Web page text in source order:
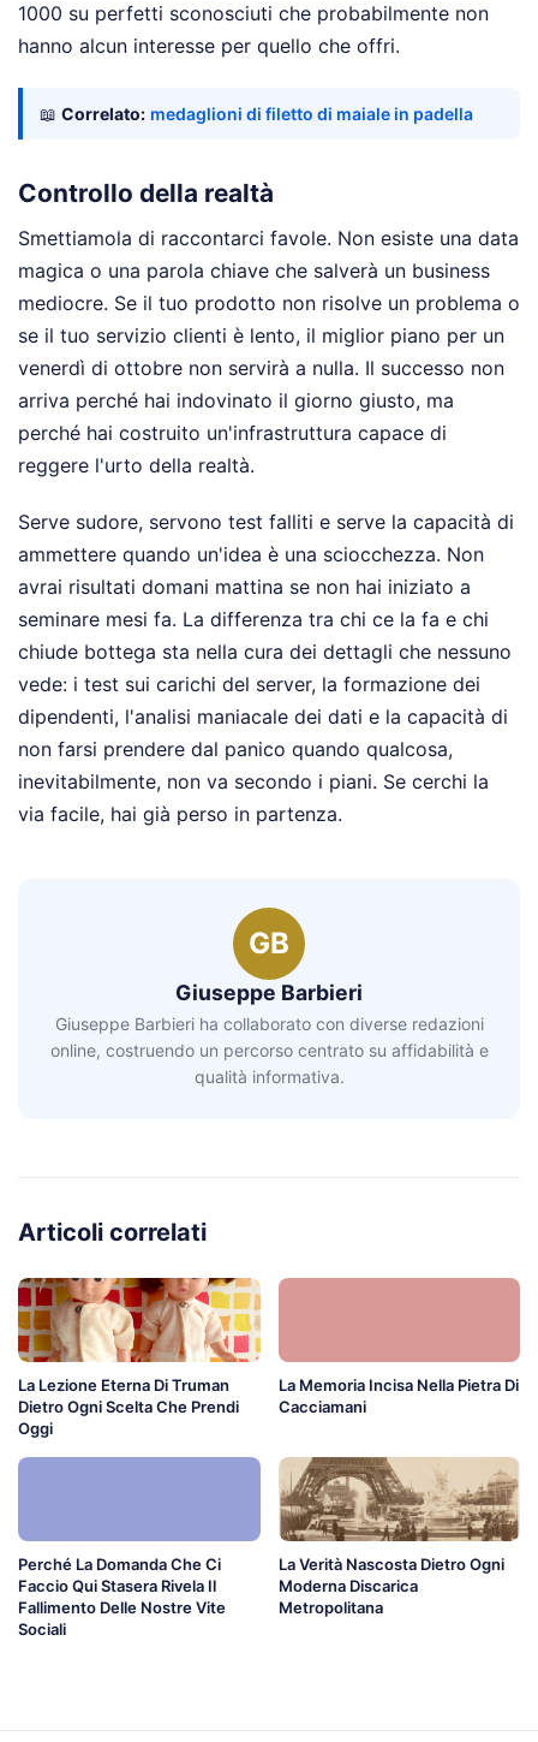
1000 su perfetti sconosciuti che probabilmente non
hanno alcun interesse per quello che offri.
📖 Correlato: medaglioni di filetto di maiale in padella
Controllo della realtà
Smettiamola di raccontarci favole. Non esiste una data
magica o una parola chiave che salverà un business
mediocre. Se il tuo prodotto non risolve un problema o
se il tuo servizio clienti è lento, il miglior piano per un
venerdì di ottobre non servirà a nulla. Il successo non
arriva perché hai indovinato il giorno giusto, ma
perché hai costruito un'infrastruttura capace di
reggere l'urto della realtà.
Serve sudore, servono test falliti e serve la capacità di
ammettere quando un'idea è una sciocchezza. Non
avrai risultati domani mattina se non hai iniziato a
seminare mesi fa. La differenza tra chi ce la fa e chi
chiude bottega sta nella cura dei dettagli che nessuno
vede: i test sui carichi del server, la formazione dei
dipendenti, l'analisi maniacale dei dati e la capacità di
non farsi prendere dal panico quando qualcosa,
inevitabilmente, non va secondo i piani. Se cerchi la
via facile, hai già perso in partenza.
GB
Giuseppe Barbieri
Giuseppe Barbieri ha collaborato con diverse redazioni
online, costruendo un percorso centrato su affidabilità e
qualità informativa.
Articoli correlati
La Lezione Eterna Di Truman
Dietro Ogni Scelta Che Prendi
Oggi
La Memoria Incisa Nella Pietra Di
Cacciamani
Perché La Domanda Che Ci
Faccio Qui Stasera Rivela Il
Fallimento Delle Nostre Vite
Sociali
La Verità Nascosta Dietro Ogni
Moderna Discarica
Metropolitana